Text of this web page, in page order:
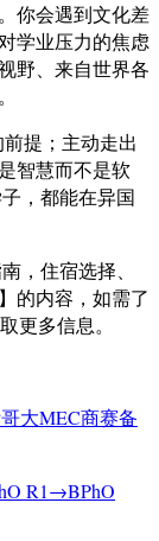
你会遇到文化差
学业压力的焦虑
野、来自世界各
前提；主动走出
智慧而不是软
，都能在异国
，住宿选择、
的内容，如需了
更多信息。
大MEC商赛备
R1→BPhO